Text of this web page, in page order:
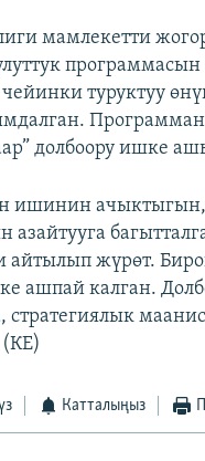
мамлекетти
туруктуу
долбоору ишке
ишинин
жүрөт.
ашпай калган.
(КЕ)
Катталыңыз